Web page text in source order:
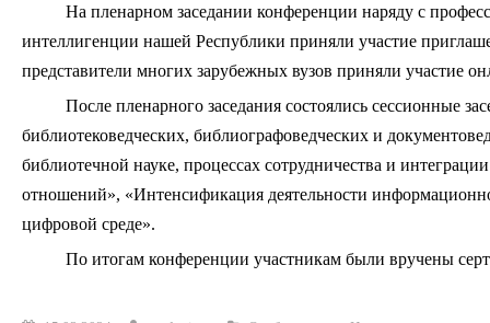
На пленарном заседании конференции наряду с
интеллигенции нашей Республики приняли участие
представители многих зарубежных вузов приняли участие
После пленарного заседания состоялись сессионные
библиотековедческих, библиографоведческих и
библиотечной науке, процессах сотрудничества и
отношений», «Интенсификация деятельности
цифровой среде».
По итогам конференции участникам были вручены